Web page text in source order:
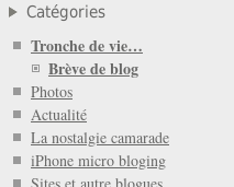
Catégories
Tronche de vie…
Brève de blog
Photos
Actualité
La nostalgie camarade
iPhone micro bloging